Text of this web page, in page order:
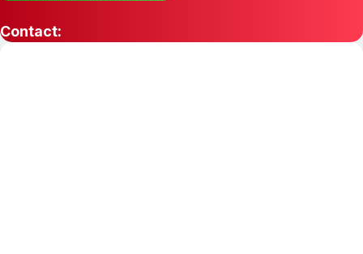
Contact: